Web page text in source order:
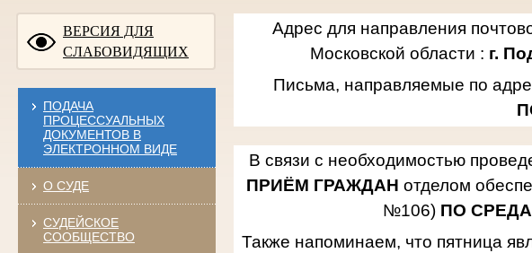
ВЕРСИЯ ДЛЯ
СЛАБОВИДЯЩИХ
ПОДАЧА
ПРОЦЕССУАЛЬНЫХ
ДОКУМЕНТОВ В
ЭЛЕКТРОННОМ ВИДЕ
О СУДЕ
СУДЕЙСКОЕ
СООБЩЕСТВО
Адрес для направления
Московской области : г.
Письма, направляемые по
В связи с необходимостью
ПРИЁМ ГРАЖДАН отделом
№106) ПО
Также напоминаем, что пятница